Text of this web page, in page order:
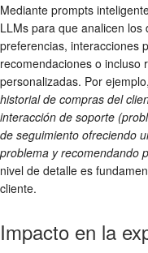
Mediante prompts
LLMs para que analicen
preferencias, interacciones
recomendaciones o incluso
personalizadas. Por
historial de compras del
interacción de soporte
de seguimiento ofreciendo
problema y recomendando
nivel de detalle es
cliente.
Impacto en la